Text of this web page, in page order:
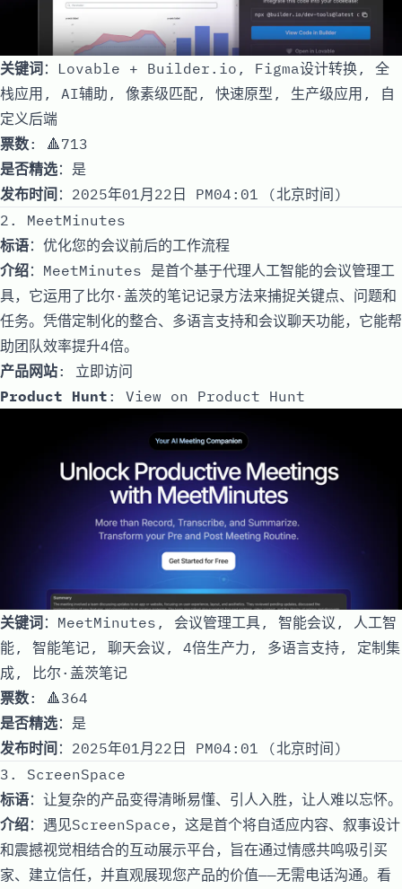
关键词：Lovable + Builder.io, Figma设计转换, 全
栈应用, AI辅助, 像素级匹配, 快速原型, 生产级应用, 自
定义后端
票数: 🔺713
是否精选：是
发布时间 ：2025年01月22日 PM04:01 (北京时间)
2. MeetMinutes
标语：优化您的会议前后的工作流程
介绍：MeetMinutes 是首个基于代理人工智能的会议管理工
具，它运用了比尔·盖茨的笔记记录方法来捕捉关键点、问题和
任务。凭借定制化的整合、多语言支持和会议聊天功能，它能帮
助团队效率提升4倍。
产品网站: 立即访问
Product Hunt : View on Product Hunt
关键词：MeetMinutes, 会议管理工具, 智能会议, 人工智
能, 智能笔记, 聊天会议, 4倍生产力, 多语言支持, 定制集
成, 比尔·盖茨笔记
票数: 🔺364
是否精选：是
发布时间 ：2025年01月22日 PM04:01 (北京时间)
3. ScreenSpace
标语：让复杂的产品变得清晰易懂、引人入胜，让人难以忘怀。
介绍：遇见ScreenSpace，这是首个将自适应内容、叙事设计
和震撼视觉相结合的互动展示平台，旨在通过情感共鸣吸引买
家、建立信任，并直观展现您产品的价值——无需电话沟通。看